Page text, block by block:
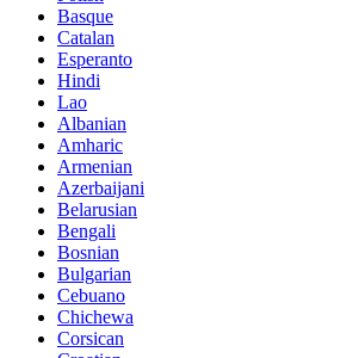
Basque
Catalan
Esperanto
Hindi
Lao
Albanian
Amharic
Armenian
Azerbaijani
Belarusian
Bengali
Bosnian
Bulgarian
Cebuano
Chichewa
Corsican